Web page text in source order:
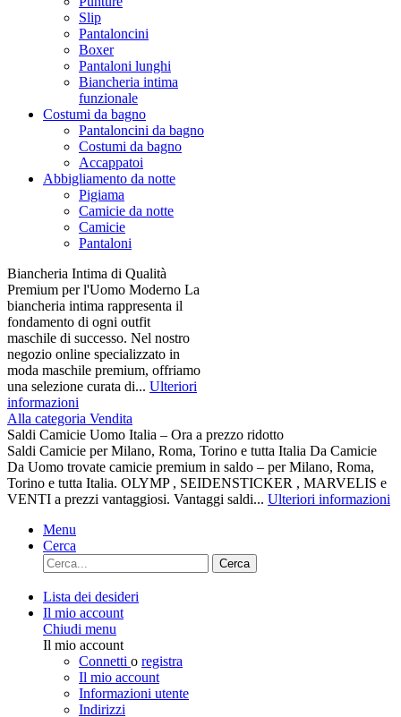
Slip
Pantaloncini
Boxer
Pantaloni lunghi
Biancheria intima
funzionale
Costumi da bagno
Pantaloncini da bagno
Costumi da bagno
Accappatoi
Abbigliamento da notte
Pigiama
Camicie da notte
Camicie
Pantaloni
Biancheria Intima di Qualità
Premium per l'Uomo Moderno La
biancheria intima rappresenta il
fondamento di ogni outfit
maschile di successo. Nel nostro
negozio online specializzato in
moda maschile premium, offriamo
una selezione curata di... Ulteriori
informazioni
Alla categoria Vendita
Saldi Camicie Uomo Italia – Ora a prezzo ridotto
Saldi Camicie per Milano, Roma, Torino e tutta Italia Da Camicie
Da Uomo trovate camicie premium in saldo – per Milano, Roma,
Torino e tutta Italia. OLYMP , SEIDENSTICKER , MARVELIS e
VENTI a prezzi vantaggiosi. Vantaggi saldi... Ulteriori informazioni
Menu
Cerca
Cerca
Lista dei desideri
Il mio account
Chiudi menu
Il mio account
Connetti o registra
Il mio account
Informazioni utente
Indirizzi